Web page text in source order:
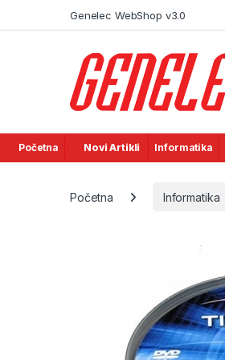
Genelec WebShop v3.0
Početna Novi Artikli Informatika
Početna Informatika